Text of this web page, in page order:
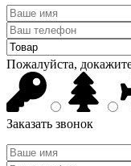
Пожалуйста,
Заказать звонок